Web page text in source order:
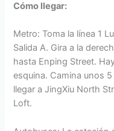
Cómo llegar:
Metro: Toma la línea 1
Salida A. Gira a la
hasta Enping Street.
esquina. Camina unos
llegar a JingXiu North
Loft.